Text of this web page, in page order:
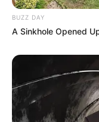
Yeni təyin
BUZZ DAY
A Sinkhole Opened